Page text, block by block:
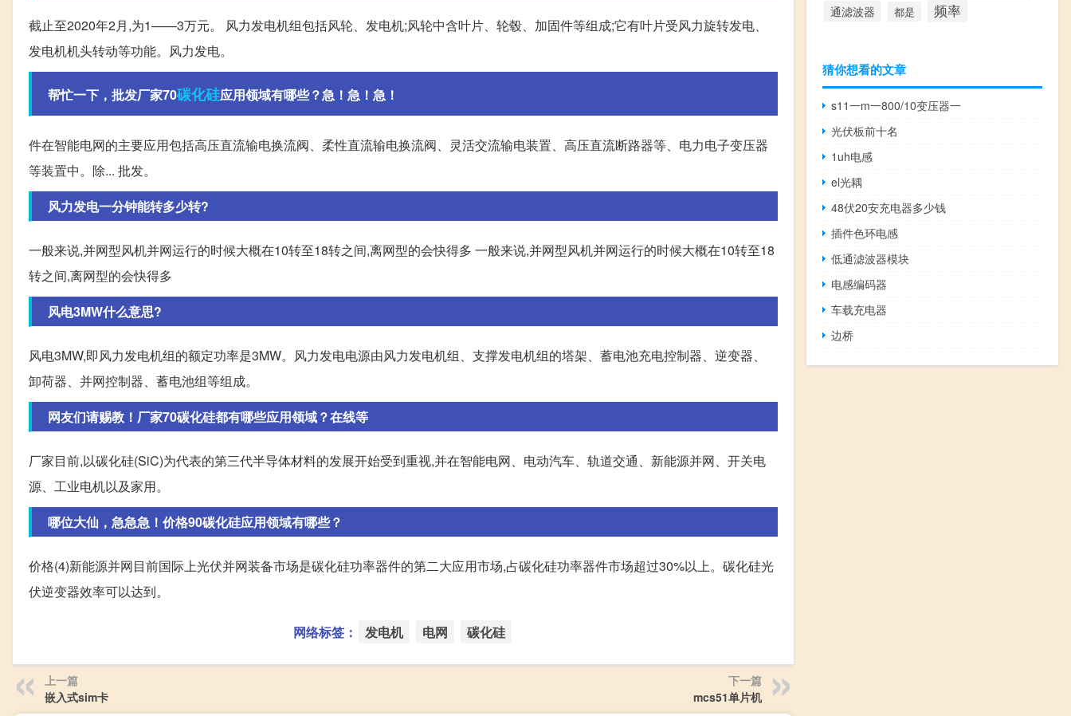
截止至2020年2月,为1——3万元。 风力发电机组包括风轮、发电机;风轮中含叶片、轮毂、加固件等组成;它有叶片受风力旋转发电、
发电机机头转动等功能。风力发电。
帮忙一下，批发厂家70碳化硅应用领域有哪些？急！急！急！
件在智能电网的主要应用包括高压直流输电换流阀、柔性直流输电换流阀、灵活交流输电装置、高压直流断路器等、电力电子变压器
等装置中。除... 批发。
风力发电一分钟能转多少转?
一般来说,并网型风机并网运行的时候大概在10转至18转之间,离网型的会快得多 一般来说,并网型风机并网运行的时候大概在10转至18
转之间,离网型的会快得多
风电3MW什么意思?
风电3MW,即风力发电机组的额定功率是3MW。风力发电电源由风力发电机组、支撑发电机组的塔架、蓄电池充电控制器、逆变器、
卸荷器、并网控制器、蓄电池组等组成。
网友们请赐教！厂家70碳化硅都有哪些应用领域？在线等
厂家目前,以碳化硅(SiC)为代表的第三代半导体材料的发展开始受到重视,并在智能电网、电动汽车、轨道交通、新能源并网、开关电
源、工业电机以及家用。
哪位大仙，急急急！价格90碳化硅应用领域有哪些？
价格(4)新能源并网目前国际上光伏并网装备市场是碳化硅功率器件的第二大应用市场,占碳化硅功率器件市场超过30%以上。碳化硅光
伏逆变器效率可以达到。
网络标签： 发电机 电网 碳化硅
上一篇
嵌入式sim卡
下一篇
mcs51单片机
通滤波器 都是 频率
猜你想看的文章
s11一m一800/10变压器一
光伏板前十名
1uh电感
el光耦
48伏20安充电器多少钱
插件色环电感
低通滤波器模块
电感编码器
车载充电器
边桥